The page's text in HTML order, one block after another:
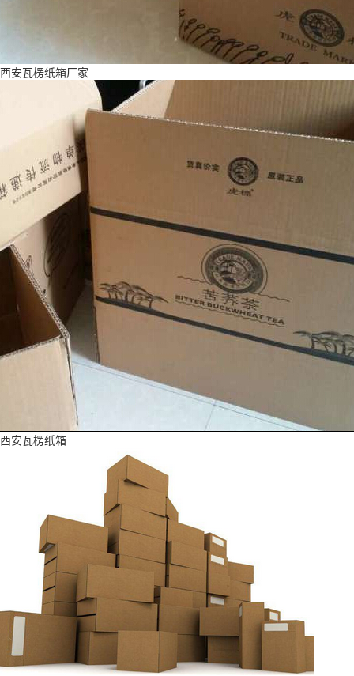
西安瓦楞纸箱厂家
西安瓦楞纸箱